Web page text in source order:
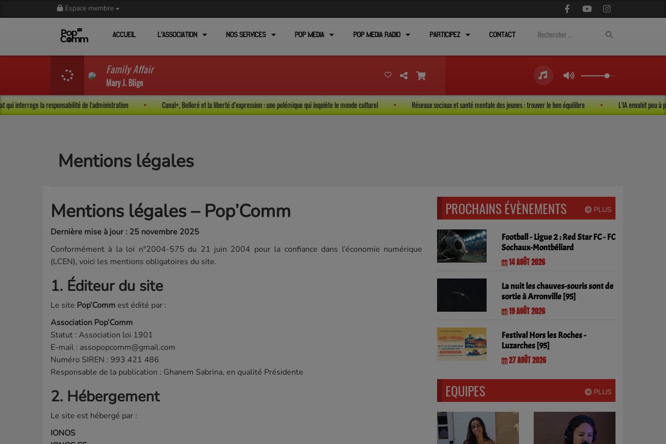
Espace membre
ACCUEIL L'ASSOCIATION NOS SERVICES POP MEDIA POP MEDIA RADIO PARTICIPEZ CONTACT
Family Affair
Mary J. Blige
d'État qui interroge la responsabilité de l'administration Canal+, Bolloré et la liberté d’expression : une polémique qui inquiète le monde culturel Réseaux sociaux et santé mentale des jeunes : trouver le bon équilibre L'IA envahit
Mentions légales
Mentions légales – Pop’Comm
Dernière mise à jour : 25 novembre 2025
Conformément à la loi n°2004-575 du 21 juin 2004 pour la confiance dans l’économie numérique
(LCEN), voici les mentions obligatoires du site.
1. Éditeur du site
Le site Pop’Comm est édité par :
Association Pop’Comm
Statut : Association loi 1901
E-mail : assopopcomm@gmail.com
Numéro SIREN : 993 421 486
Responsable de la publication : Ghanem Sabrina, en qualité Présidente
2. Hébergement
Le site est hébergé par :
IONOS
PLUS
PROCHAINS ÉVÈNEMENTS
Football - Ligue 2 : Red Star FC - FC
Sochaux-Montbéliard
14 AOÛT 2026
La nuit les chauves-souris sont de
sortie à Arronville [95]
19 AOÛT 2026
Festival Hors les Roches -
Luzarches [95]
27 AOÛT 2026
PLUS
EQUIPES